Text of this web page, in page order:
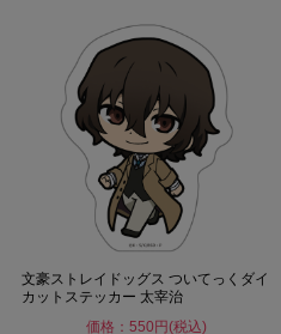
文豪ストレイドッグス ついてっくダイ
カットステッカー 太宰治
価格：550円(税込)